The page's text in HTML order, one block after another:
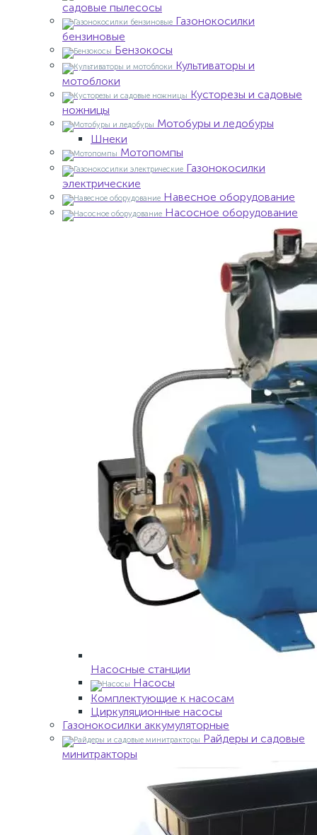
садовые пылесосы
Газонокосилки
бензиновые
Бензокосы
Культиваторы и
мотоблоки
Кусторезы и садовые
ножницы
Мотобуры и ледобуры
Шнеки
Мотопомпы
Газонокосилки
электрические
Навесное оборудование
Насосное оборудование
Насосные станции
Насосы
Комплектующие к насосам
Циркуляционные насосы
Газонокосилки аккумуляторные
Райдеры и садовые
минитракторы